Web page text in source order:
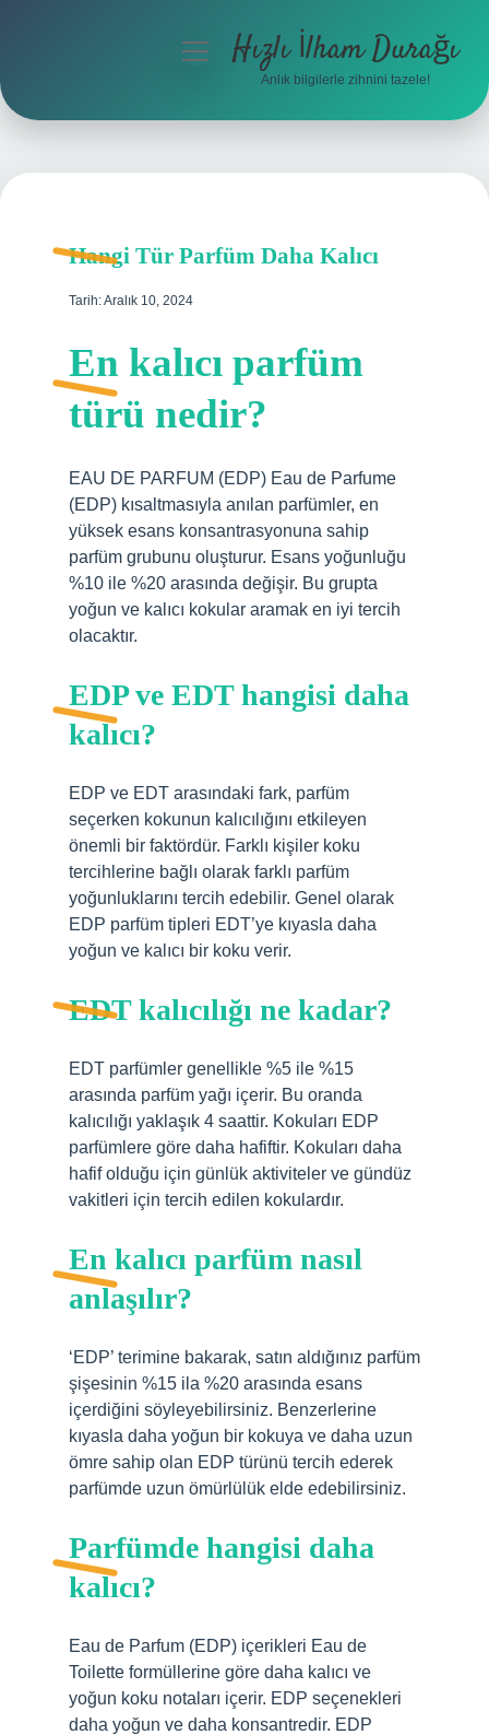
Hakkımızda
menüyüHızlı İlham Durağı
Anlık bilgilerle zihnini tazele!
Hangi Tür Parfüm Daha Kalıcı
Tarih: Aralık 10, 2024
En kalıcı parfüm
türü nedir?
EAU DE PARFUM (EDP) Eau de Parfume
(EDP) kısaltmasıyla anılan parfümler, en
yüksek esans konsantrasyonuna sahip
parfüm grubunu oluşturur. Esans yoğunluğu
%10 ile %20 arasında değişir. Bu grupta
yoğun ve kalıcı kokular aramak en iyi tercih
olacaktır.
EDP ve EDT hangisi daha
kalıcı?
EDP ​​ve EDT arasındaki fark, parfüm
seçerken kokunun kalıcılığını etkileyen
önemli bir faktördür. Farklı kişiler koku
tercihlerine bağlı olarak farklı parfüm
yoğunluklarını tercih edebilir. Genel olarak
EDP parfüm tipleri EDT’ye kıyasla daha
yoğun ve kalıcı bir koku verir.
EDT kalıcılığı ne kadar?
EDT parfümler genellikle %5 ile %15
arasında parfüm yağı içerir. Bu oranda
kalıcılığı yaklaşık 4 saattir. Kokuları EDP
parfümlere göre daha hafiftir. Kokuları daha
hafif olduğu için günlük aktiviteler ve gündüz
vakitleri için tercih edilen kokulardır.
En kalıcı parfüm nasıl
anlaşılır?
‘EDP’ terimine bakarak, satın aldığınız parfüm
şişesinin %15 ila %20 arasında esans
içerdiğini söyleyebilirsiniz. Benzerlerine
kıyasla daha yoğun bir kokuya ve daha uzun
ömre sahip olan EDP türünü tercih ederek
parfümde uzun ömürlülük elde edebilirsiniz.
Parfümde hangisi daha
kalıcı?
Eau de Parfum (EDP) içerikleri Eau de
Toilette formüllerine göre daha kalıcı ve
yoğun koku notaları içerir. EDP seçenekleri
daha yoğun ve daha konsantredir. EDP